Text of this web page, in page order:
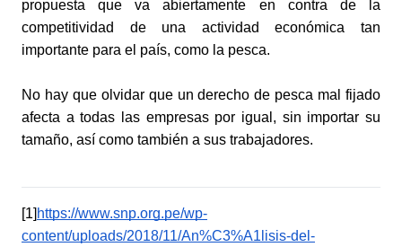
propuesta que va abiertamente en contra de la
competitividad de una actividad económica tan
importante para el país, como la pesca.
No hay que olvidar que un derecho de pesca mal fijado
afecta a todas las empresas por igual, sin importar su
tamaño, así como también a sus trabajadores.
[1] https://www.snp.org.pe/wp-
content/uploads/2018/11/An%C3%A1lisis-del-